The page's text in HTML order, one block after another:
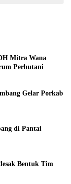
Mitra Wana
Perhutani
Gelar Porkab
di Pantai
Bentuk Tim